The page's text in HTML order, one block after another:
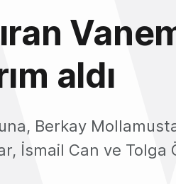
aldı
Berkay
İsmail Can ve Tolga